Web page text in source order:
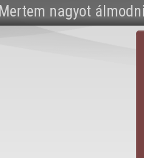
Mertem nagyot